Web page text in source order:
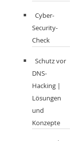
Cyber-
Security-
Check
Schutz vor
DNS-
Hacking |
Lösungen
und
Konzepte